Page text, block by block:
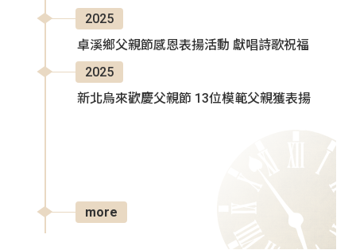
2025
卓溪鄉父親節感恩表揚活動 獻唱詩歌祝福
2025
新北烏來歡慶父親節 13位模範父親獲表揚
more